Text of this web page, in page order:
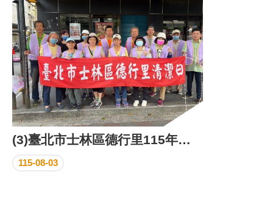
整
合
檢
索
系
統
文
化
局
化
產
(3)臺北市士林區德行里115年環保義工日成果照片
115-08-03